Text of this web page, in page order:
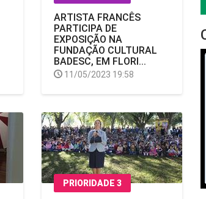
ARTISTA FRANCÊS
PARTICIPA DE
EXPOSIÇÃO NA
FUNDAÇÃO CULTURAL
BADESC, EM FLORI...
11/05/2023 19:58
PRIORIDADE 3